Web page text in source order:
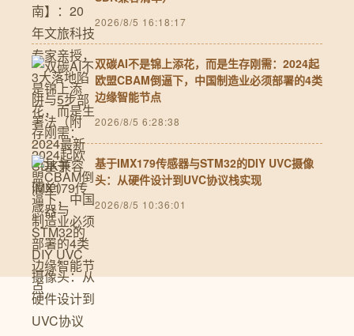
2026/8/5 16:18:17
双碳AI不是锦上添花，而是生存刚需：2024起
欧盟CBAM倒逼下，中国制造业必须部署的4类
边缘智能节点
2026/8/5 6:28:38
基于IMX179传感器与STM32的DIY UVC摄像
头：从硬件设计到UVC协议栈实现
2026/8/5 10:36:01